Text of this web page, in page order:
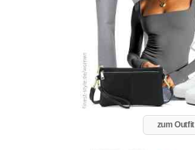
zum Outfit